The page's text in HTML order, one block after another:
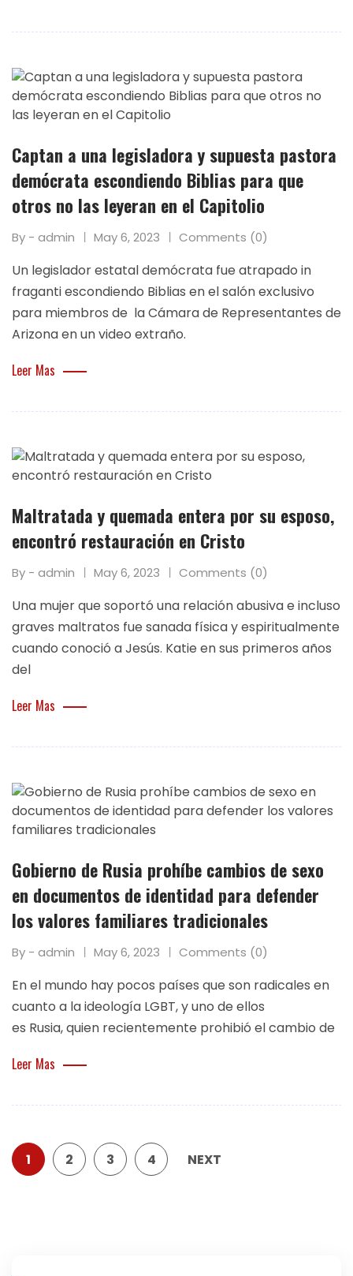
Captan a una legisladora y supuesta pastora
demócrata escondiendo Biblias para que
otros no las leyeran en el Capitolio
By - admin May 6, 2023 Comments (0)
Un legislador estatal demócrata fue atrapado in
fraganti escondiendo Biblias en el salón exclusivo
para miembros de la Cámara de Representantes de
Arizona en un video extraño.
Leer Mas
Maltratada y quemada entera por su esposo,
encontró restauración en Cristo
By - admin May 6, 2023 Comments (0)
Una mujer que soportó una relación abusiva e incluso
graves maltratos fue sanada física y espiritualmente
cuando conoció a Jesús. Katie en sus primeros años
del
Leer Mas
Gobierno de Rusia prohíbe cambios de sexo
en documentos de identidad para defender
los valores familiares tradicionales
By - admin May 6, 2023 Comments (0)
En el mundo hay pocos países que son radicales en
cuanto a la ideología LGBT, y uno de ellos
es Rusia, quien recientemente prohibió el cambio de
Leer Mas
1 2 3 4 NEXT